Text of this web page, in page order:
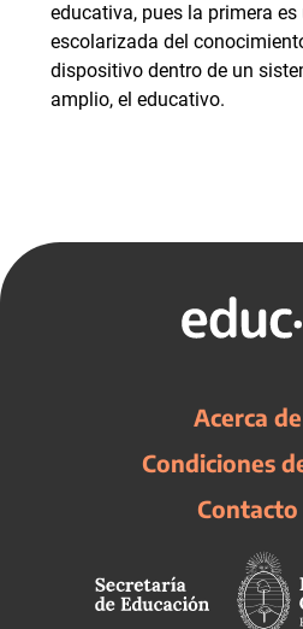
educativa, pues la primera
escolarizada del
dispositivo dentro de un
amplio, el educativo.
Acerca de
Condiciones
Contacto